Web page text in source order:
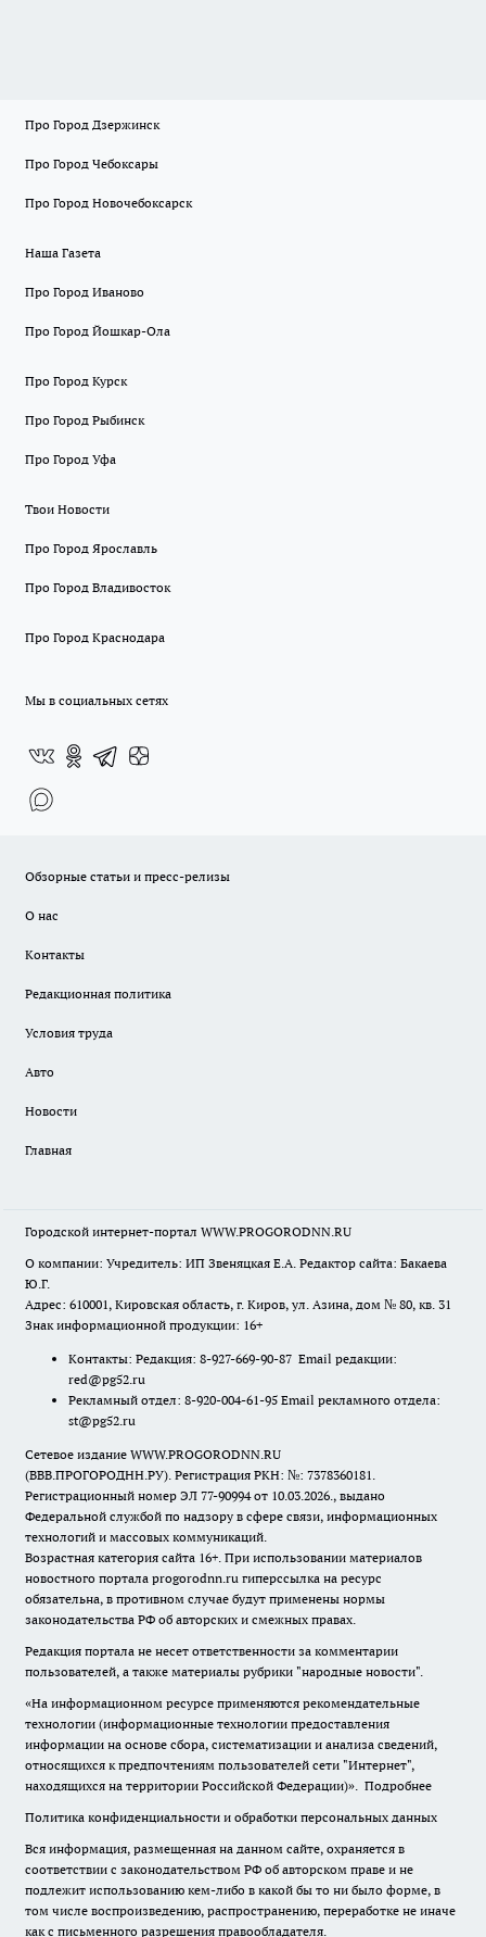
Про Город Дзержинск
Про Город Чебоксары
Про Город Новочебоксарск
Наша Газета
Про Город Иваново
Про Город Йошкар-Ола
Про Город Курск
Про Город Рыбинск
Про Город Уфа
Твои Новости
Про Город Ярославль
Про Город Владивосток
Про Город Краснодара
Мы в социальных сетях
Обзорные статьи и пресс-релизы
О нас
Контакты
Редакционная политика
Условия труда
Авто
Новости
Главная
Городской интернет-портал WWW.PROGORODNN.RU
О компании: Учредитель: ИП Звеняцкая Е.А. Редактор сайта: Бакаева
Ю.Г.
Адрес: 610001, Кировская область, г. Киров, ул. Азина, дом № 80, кв. 31
Знак информационной продукции: 16+
Контакты: Редакция: 8-927-669-90-87 Email редакции:
red@pg52.ru
Рекламный отдел: 8-920-004-61-95 Email рекламного отдела:
st@pg52.ru
Сетевое издание WWW.PROGORODNN.RU
(ВВВ.ПРОГОРОДНН.РУ). Регистрация РКН: №: 7378360181.
Регистрационный номер ЭЛ 77-90994 от 10.03.2026., выдано
Федеральной службой по надзору в сфере связи, информационных
технологий и массовых коммуникаций.
Возрастная категория сайта 16+. При использовании материалов
новостного портала progorodnn.ru гиперссылка на ресурс
обязательна, в противном случае будут применены нормы
законодательства РФ об авторских и смежных правах.
Редакция портала не несет ответственности за комментарии
пользователей, а также материалы рубрики "народные новости".
«На информационном ресурсе применяются рекомендательные
технологии (информационные технологии предоставления
информации на основе сбора, систематизации и анализа сведений,
относящихся к предпочтениям пользователей сети "Интернет",
находящихся на территории Российской Федерации)». Подробнее
Политика конфиденциальности и обработки персональных данных
Вся информация, размещенная на данном сайте, охраняется в
соответствии с законодательством РФ об авторском праве и не
подлежит использованию кем-либо в какой бы то ни было форме, в
том числе воспроизведению, распространению, переработке не иначе
как с письменного разрешения правообладателя.